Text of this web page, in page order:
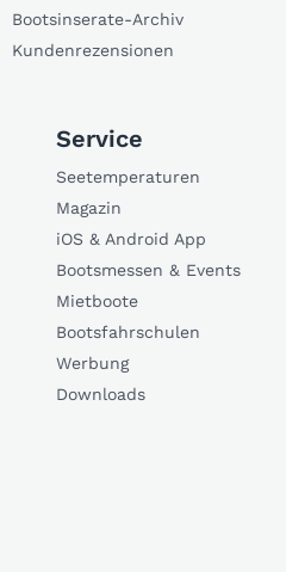
Bootsinserate-Archiv
Kundenrezensionen
Service
Seetemperaturen
Magazin
iOS & Android App
Bootsmessen & Events
Mietboote
Bootsfahrschulen
Werbung
Downloads